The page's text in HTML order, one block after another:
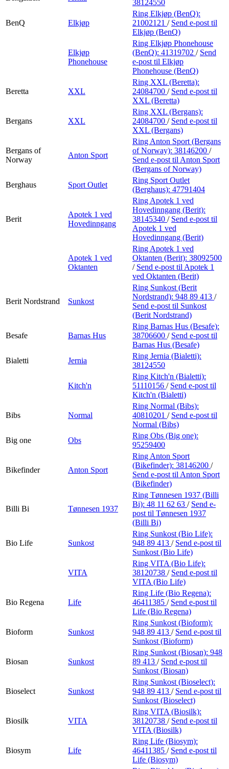
38124550
BenQ Elkjøp
Ring Elkjøp (BenQ):
21002121 / Send e-post til
Elkjøp (BenQ)
Elkjøp
Phonehouse
Ring Elkjøp Phonehouse
(BenQ): 41319702 / Send
e-post til Elkjøp
Phonehouse (BenQ)
Beretta XXL
Ring XXL (Beretta):
24084700 / Send e-post til
XXL (Beretta)
Bergans XXL
Ring XXL (Bergans):
24084700 / Send e-post til
XXL (Bergans)
Bergans of
Norway
Anton Sport
Ring Anton Sport (Bergans
of Norway): 38146200 /
Send e-post til Anton Sport
(Bergans of Norway)
Berghaus
Sport Outlet
Ring Sport Outlet
(Berghaus): 47791404
Berit
Apotek 1 ved
Hovedinngang
Ring Apotek 1 ved
Hovedinngang (Berit):
38145340 / Send e-post til
Apotek 1 ved
Hovedinngang (Berit)
Apotek 1 ved
Oktanten
Ring Apotek 1 ved
Oktanten (Berit): 38092500
/ Send e-post til Apotek 1
ved Oktanten (Berit)
Berit Nordstrand Sunkost
Ring Sunkost (Berit
Nordstrand): 948 89 413 /
Send e-post til Sunkost
(Berit Nordstrand)
Besafe Barnas Hus
Ring Barnas Hus (Besafe):
38706600 / Send e-post til
Barnas Hus (Besafe)
Bialetti
Jernia
Ring Jernia (Bialetti):
38124550
Kitch'n
Ring Kitch'n (Bialetti):
51110156 / Send e-post til
Kitch'n (Bialetti)
Bibs Normal
Ring Normal (Bibs):
40810201 / Send e-post til
Normal (Bibs)
Big one
Obs
Ring Obs (Big one):
95259400
Bikefinder Anton Sport
Ring Anton Sport
(Bikefinder): 38146200 /
Send e-post til Anton Sport
(Bikefinder)
Billi Bi Tønnesen 1937
Ring Tønnesen 1937 (Billi
Bi): 48 11 62 63 / Send e-
post til Tønnesen 1937
(Billi Bi)
Bio Life Sunkost
Ring Sunkost (Bio Life):
948 89 413 / Send e-post til
Sunkost (Bio Life)
VITA
Ring VITA (Bio Life):
38120738 / Send e-post til
VITA (Bio Life)
Bio Regena Life
Ring Life (Bio Regena):
46411385 / Send e-post til
Life (Bio Regena)
Bioform Sunkost
Ring Sunkost (Bioform):
948 89 413 / Send e-post til
Sunkost (Bioform)
Biosan Sunkost
Ring Sunkost (Biosan): 948
89 413 / Send e-post til
Sunkost (Biosan)
Bioselect Sunkost
Ring Sunkost (Bioselect):
948 89 413 / Send e-post til
Sunkost (Bioselect)
Biosilk VITA
Ring VITA (Biosilk):
38120738 / Send e-post til
VITA (Biosilk)
Biosym Life
Ring Life (Biosym):
46411385 / Send e-post til
Life (Biosym)